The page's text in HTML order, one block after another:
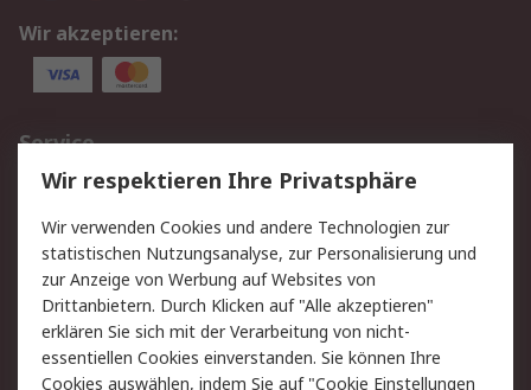
Wir akzeptieren:
Service
Value Added Services
Lieferlösungen
Rücksendungen
Kontakt
Hilfe
Rechtliches
AGB
Datenschutz
Wir respektieren Ihre Privatsphäre
Wir verwenden Cookies und andere Technologien zur
statistischen Nutzungsanalyse, zur Personalisierung und
zur Anzeige von Werbung auf Websites von
Drittanbietern. Durch Klicken auf "Alle akzeptieren"
erklären Sie sich mit der Verarbeitung von nicht-
essentiellen Cookies einverstanden. Sie können Ihre
Cookies auswählen, indem Sie auf "Cookie Einstellungen